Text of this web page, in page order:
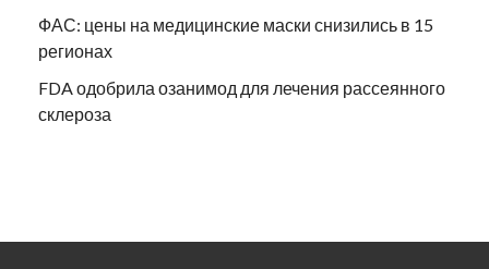
ФАС: цены на медицинские маски снизились в 15
регионах
FDA одобрила озанимод для лечения рассеянного
склероза